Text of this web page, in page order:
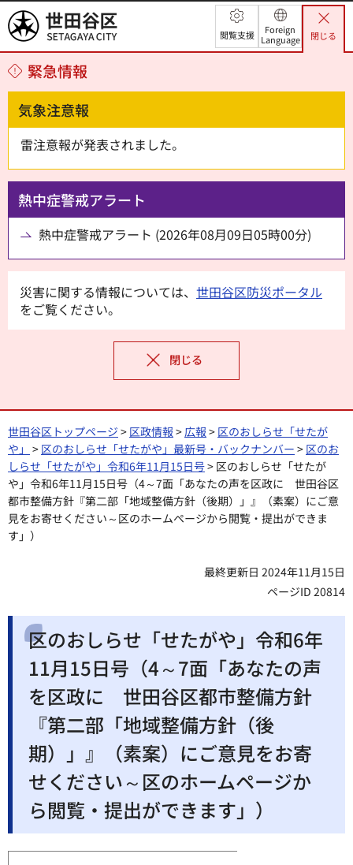
世田谷区 閲覧支援
Foreign
Language
閉じる
緊急情報
気象注意報
雷注意報が発表されました。
熱中症警戒アラート
熱中症警戒アラート (2026年08月09日05時00分)
災害に関する情報については、 世田谷区防災ポータル
をご覧ください。
閉じる
世田谷区トップページ > 区政情報 >広報 > 区のおしらせ「せたが
や」 > 区のおしらせ「せたがや」最新号・バックナンバー > 区のお
しらせ「せたがや」令和6年11月15日号> 区のおしらせ「せたが
や」令和6年11月15日号（4～7面「あなたの声を区政に 世田谷区
都市整備方針『第二部「地域整備方針（後期）」』（素案）にご意
見をお寄せください～区のホームページから閲覧・提出ができま
す」）
最終更新日 2024年11月15日
ページID 20814
区のおしらせ「せたがや」令和6年
11月15日号（4～7面「あなたの声
を区政に 世田谷区都市整備方針
『第二部「地域整備方針（後
期）」』（素案）にご意見をお寄
せください～区のホームページか
ら閲覧・提出ができます」）